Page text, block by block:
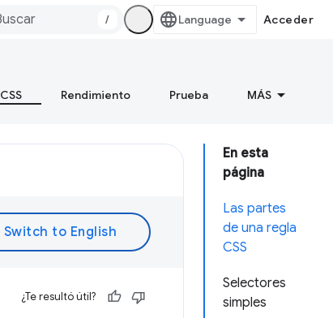
/ Acceder
CSS Rendimiento Prueba MÁS
En esta
página
Las partes
de una regla
CSS
Selectores
simples
¿Te resultó útil?